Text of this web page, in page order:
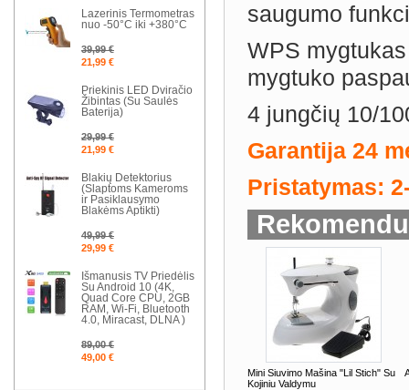
saugumo
WPS
mygtuko
4 jungčių 10/
Garantija 24
Pristatymas:
Mini Siuvimo Mašina "Lil Stich" Su
Kojiniu Valdymu
Lazerinis Termometras
nuo -50°C iki +380°C
39,99 €
21,99 €
Priekinis LED Dviračio
Žibintas (Su Saulės
Baterija)
29,99 €
21,99 €
Blakių Detektorius
(Slaptoms Kameroms
ir Pasiklausymo
Blakėms Aptikti)
49,99 €
29,99 €
Išmanusis TV Priedėlis
Su Android 10 (4K,
Quad Core CPU, 2GB
RAM, Wi-Fi, Bluetooth
4.0, Miracast, DLNA )
89,00 €
49,00 €